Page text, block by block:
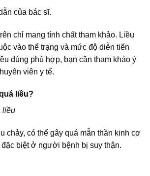
của bác sĩ.
chỉ mang tính chất tham khảo. Liều
vào thể trạng và mức độ diễn tiến
dùng phù hợp, bạn cần tham khảo ý
viên y tế.
liều?
liều
chảy, có thể gây quá mẫn thần kinh cơ
biệt ở người bệnh bị suy thận.